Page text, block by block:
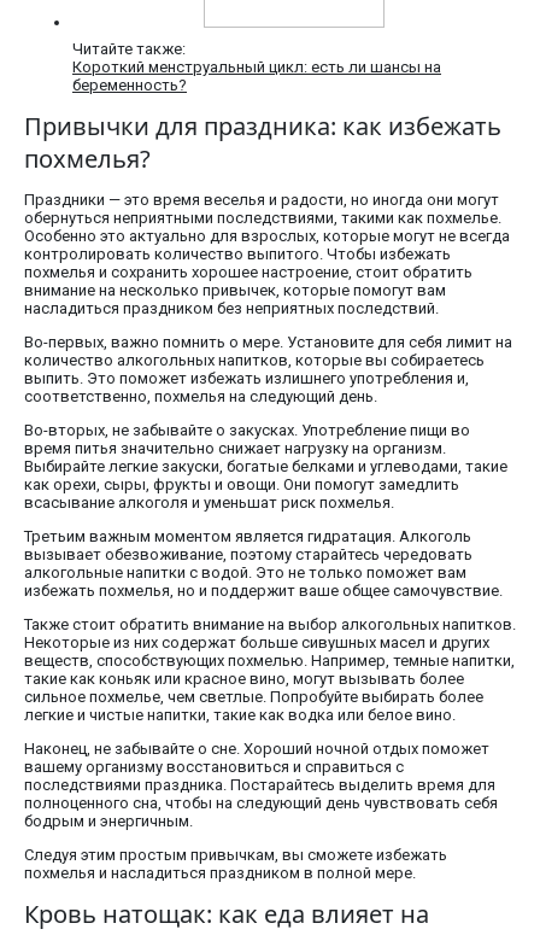
Читайте также:
Короткий менструальный цикл: есть ли шансы на
беременность?
Привычки для праздника: как избежать
похмелья?
Праздники — это время веселья и радости, но иногда они могут
обернуться неприятными последствиями, такими как похмелье.
Особенно это актуально для взрослых, которые могут не всегда
контролировать количество выпитого. Чтобы избежать
похмелья и сохранить хорошее настроение, стоит обратить
внимание на несколько привычек, которые помогут вам
насладиться праздником без неприятных последствий.
Во-первых, важно помнить о мере. Установите для себя лимит на
количество алкогольных напитков, которые вы собираетесь
выпить. Это поможет избежать излишнего употребления и,
соответственно, похмелья на следующий день.
Во-вторых, не забывайте о закусках. Употребление пищи во
время питья значительно снижает нагрузку на организм.
Выбирайте легкие закуски, богатые белками и углеводами, такие
как орехи, сыры, фрукты и овощи. Они помогут замедлить
всасывание алкоголя и уменьшат риск похмелья.
Третьим важным моментом является гидратация. Алкоголь
вызывает обезвоживание, поэтому старайтесь чередовать
алкогольные напитки с водой. Это не только поможет вам
избежать похмелья, но и поддержит ваше общее самочувствие.
Также стоит обратить внимание на выбор алкогольных напитков.
Некоторые из них содержат больше сивушных масел и других
веществ, способствующих похмелью. Например, темные напитки,
такие как коньяк или красное вино, могут вызывать более
сильное похмелье, чем светлые. Попробуйте выбирать более
легкие и чистые напитки, такие как водка или белое вино.
Наконец, не забывайте о сне. Хороший ночной отдых поможет
вашему организму восстановиться и справиться с
последствиями праздника. Постарайтесь выделить время для
полноценного сна, чтобы на следующий день чувствовать себя
бодрым и энергичным.
Следуя этим простым привычкам, вы сможете избежать
похмелья и насладиться праздником в полной мере.
Кровь натощак: как еда влияет на